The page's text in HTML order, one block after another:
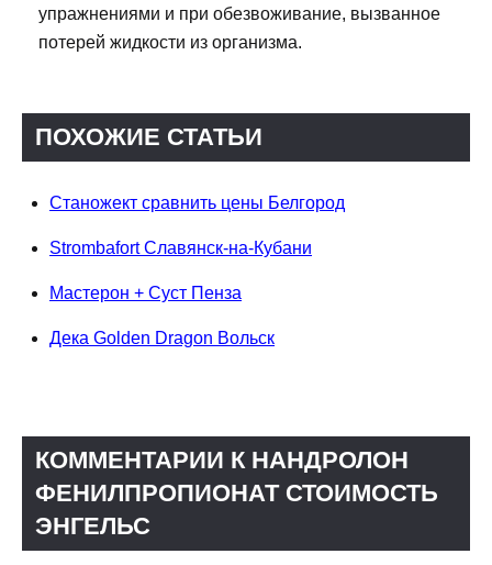
упражнениями и при обезвоживание, вызванное
потерей жидкости из организма.
ПОХОЖИЕ СТАТЬИ
Станожект сравнить цены Белгород
Strombafort Славянск-на-Кубани
Мастерон + Суст Пенза
Дека Golden Dragon Вольск
КОММЕНТАРИИ К НАНДРОЛОН
ФЕНИЛПРОПИОНАТ СТОИМОСТЬ
ЭНГЕЛЬС